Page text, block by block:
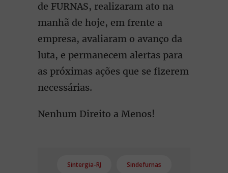
de FURNAS, realizaram ato na
manhã de hoje, em frente a
empresa, avaliaram o avanço da
luta, e permanecem alertas para
as próximas ações que se fizerem
necessárias.
Nenhum Direito a Menos!
Sintergia-RJ Sindefurnas